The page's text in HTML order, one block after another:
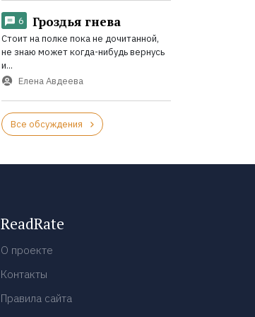
6 Гроздья гнева
Стоит на полке пока не дочитанной,
не знаю может когда-нибудь вернусь
и...
Елена Авдеева
Все обсуждения
ReadRate
О проекте
Контакты
Правила сайта